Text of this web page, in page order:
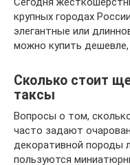
крупных городах
элегантные или
можно купить дешевле,
Сколько стоит
таксы
Вопросы о том,
часто задают
декоративной породы
пользуются